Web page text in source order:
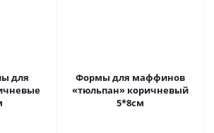
для
Формы для маффинов
«тюльпан» коричневый
5*8см